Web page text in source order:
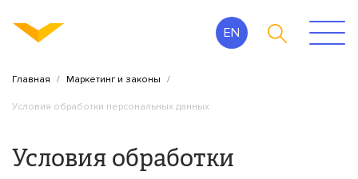
EN
Главная Маркетинг и законы
Условия обработки персональных данных
Условия обработки